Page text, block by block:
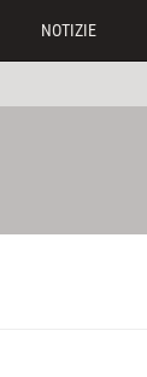
NOTIZIE